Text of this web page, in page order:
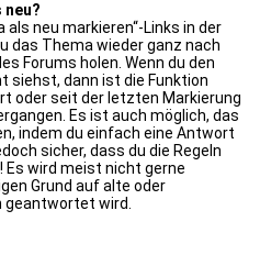
neu?
als neu markieren“-Links in der
das Thema wieder ganz nach
Forums holen. Wenn du den
siehst, dann ist die Funktion
oder seit der letzten Markierung
Es ist auch möglich, das
indem du einfach eine Antwort
sicher, dass du die Regeln
wird meist nicht gerne
Grund auf alte oder
geantwortet wird.